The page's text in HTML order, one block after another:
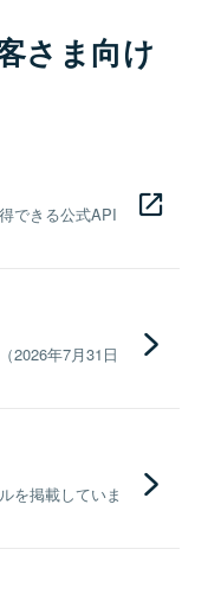
さま向け
できる公式API
2026年7月31日
を掲載していま